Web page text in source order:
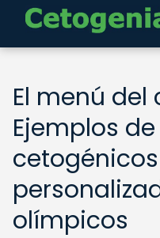
El menú
Ejemplos
cetogénicos
olímpicos